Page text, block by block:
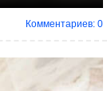
Комментариев: 0